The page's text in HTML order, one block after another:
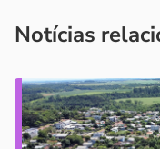
Notícias